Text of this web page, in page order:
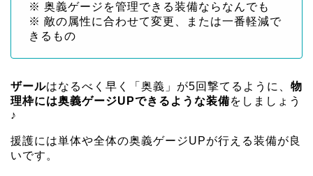
※ 奥義ゲージを管理できる装備ならなんでも
※ 敵の属性に合わせて変更、または一番軽減で
きるもの
ザールはなるべく早く「奥義」が5回撃てるように、 物
理枠には奥義ゲージUPできるような装備をしましょう
♪
援護には単体や全体の奥義ゲージUPが行える装備が良
いです。